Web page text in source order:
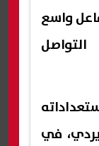
واسع
في